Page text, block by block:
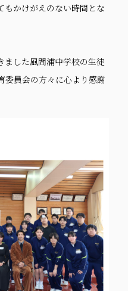
もかけがえのない時間とな
ました風間浦中学校の生徒
委員会の方々に心より感謝